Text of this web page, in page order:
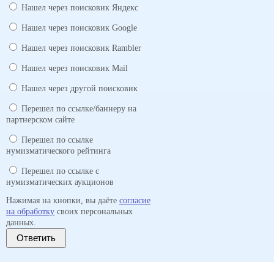
Нашел через поисковик Яндекс
Нашел через поисковик Google
Нашел через поисковик Rambler
Нашел через поисковик Mail
Нашел через другой поисковик
Перешел по ссылке/баннеру на
партнерском сайте
Перешел по ссылке
нумизматического рейтинга
Перешел по ссылке с
нумизматических аукционов
Нажимая на кнопки, вы даёте согласие
на обработку своих персональных
данных.
Ответить